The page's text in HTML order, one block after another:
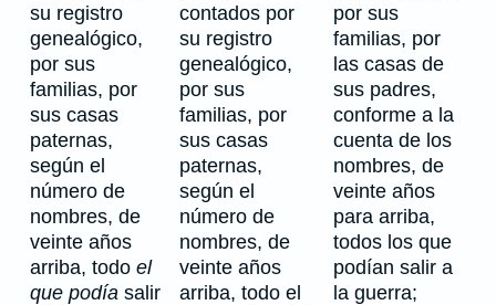
su registro
genealógico,
por sus
familias, por
sus casas
paternas,
según el
número de
nombres, de
veinte años
arriba, todo el
que podía salir
contados por
su registro
genealógico,
por sus
familias, por
sus casas
paternas,
según el
número de
nombres, de
veinte años
arriba, todo el
por sus
familias, por
las casas de
sus padres,
conforme a la
cuenta de los
nombres, de
veinte años
para arriba,
todos los que
podían salir a
la guerra;